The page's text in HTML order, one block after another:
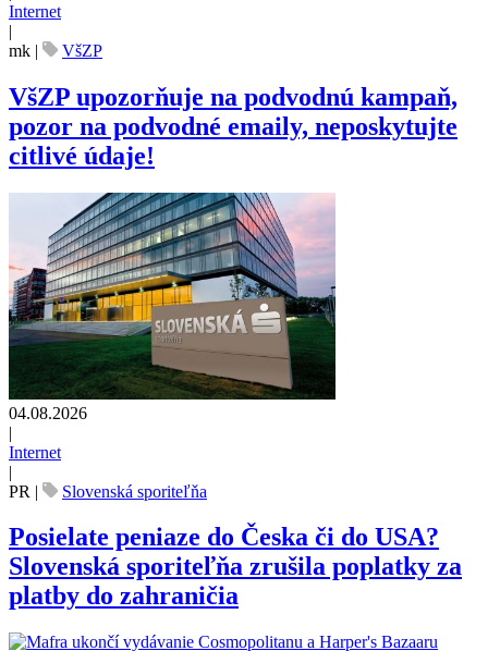
Internet
|
mk | VšZP
VšZP upozorňuje na podvodnú kampaň,
pozor na podvodné emaily, neposkytujte
citlivé údaje!
04.08.2026
|
Internet
|
PR | Slovenská sporiteľňa
Posielate peniaze do Česka či do USA?
Slovenská sporiteľňa zrušila poplatky za
platby do zahraničia